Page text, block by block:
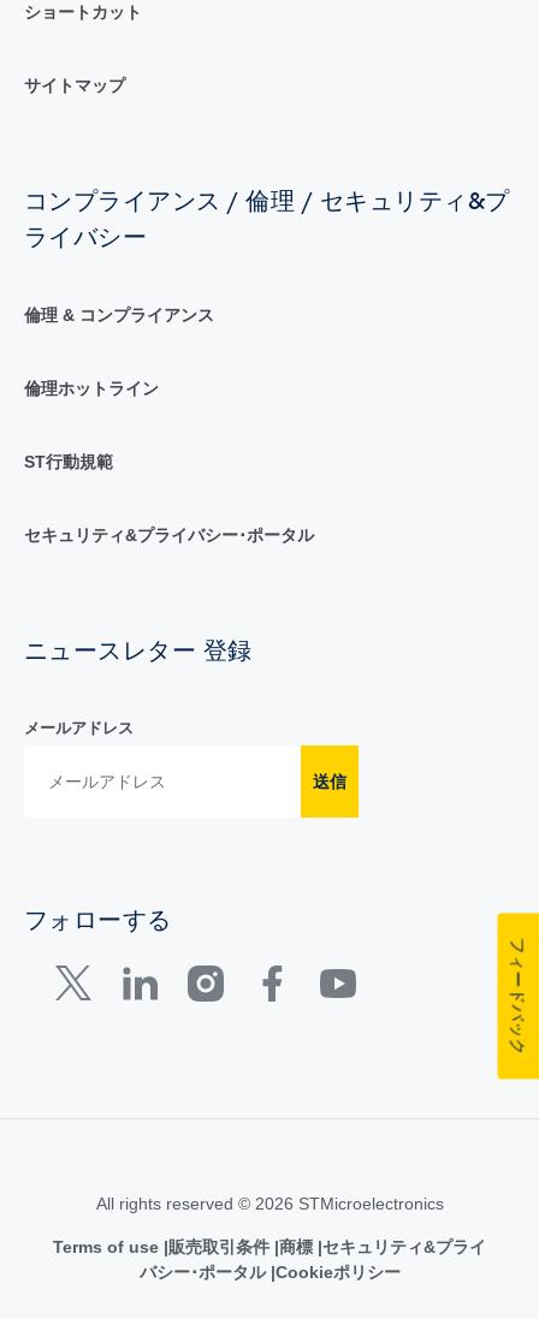
ショートカット
サイトマップ
コンプライアンス / 倫理 / セキュリティ&プ
ライバシー
倫理 & コンプライアンス
倫理ホットライン
ST行動規範
セキュリティ&プライバシー･ポータル
ニュースレター 登録
メールアドレス
送信
フォローする
All rights reserved © 2026 STMicroelectronics
Terms of use 販売取引条件 商標 セキュリティ&プライ
バシー･ポータル Cookieポリシー
フィードバック